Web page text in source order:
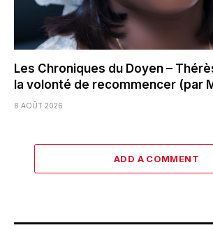
Les Chroniques du Doyen –
la volonté de recommencer (par
8 AOÛT 2026
ADD A COMMENT